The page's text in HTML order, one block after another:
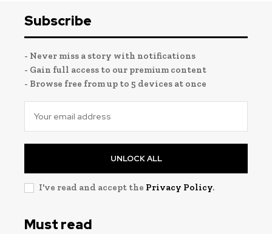
Subscribe
- Never miss a story with notifications
- Gain full access to our premium content
- Browse free from up to 5 devices at once
UNLOCK ALL
I've read and accept the Privacy Policy.
Must read